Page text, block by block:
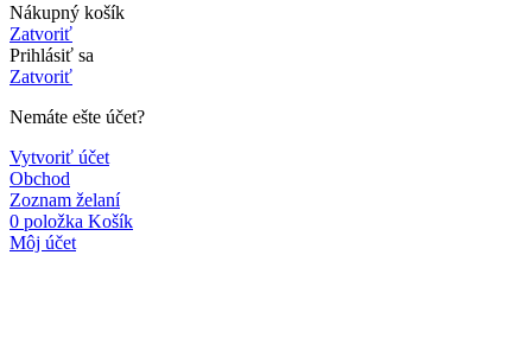
Nákupný košík
Zatvoriť
Prihlásiť sa
Zatvoriť
Nemáte ešte účet?
Vytvoriť účet
Obchod
Zoznam želaní
0 položka Košík
Môj účet